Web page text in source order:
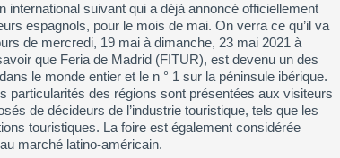
suivant qui a déjà annoncé officiellement
espagnols, pour le mois de mai. On verra ce qu’il va
de mercredi, 19 mai à dimanche, 23 mai 2021 à
que Feria de Madrid (FITUR), est devenu un des
le monde entier et le n ° 1 sur la péninsule ibérique.
particularités des régions sont présentées aux visiteurs
de décideurs de l’industrie touristique, tels que les
touristiques. La foire est également considérée
marché latino-américain.